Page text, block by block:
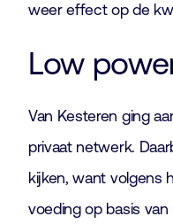
weer effect op de
Low
Van Kesteren ging
privaat netwerk.
kijken, want volgens
voeding op basis